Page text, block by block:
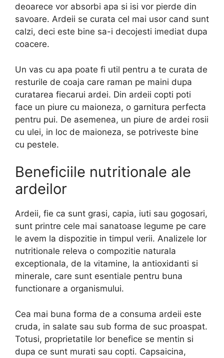
deoarece vor absorbi apa si isi vor pierde din
savoare. Ardeii se curata cel mai usor cand sunt
calzi, deci este bine sa-i decojesti imediat dupa
coacere.
Un vas cu apa poate fi util pentru a te curata de
resturile de coaja care raman pe maini dupa
curatarea fiecarui ardei. Din ardeii copti poti
face un piure cu maioneza, o garnitura perfecta
pentru pui. De asemenea, un piure de ardei rosii
cu ulei, in loc de maioneza, se potriveste bine
cu pestele.
Beneficiile nutritionale ale
ardeilor
Ardeii, fie ca sunt grasi, capia, iuti sau gogosari,
sunt printre cele mai sanatoase legume pe care
le avem la dispozitie in timpul verii. Analizele lor
nutritionale releva o compozitie naturala
exceptionala, de la vitamine, la antioxidanti si
minerale, care sunt esentiale pentru buna
functionare a organismului.
Cea mai buna forma de a consuma ardeii este
cruda, in salate sau sub forma de suc proaspat.
Totusi, proprietatile lor benefice se mentin si
dupa ce sunt murati sau copti. Capsaicina,